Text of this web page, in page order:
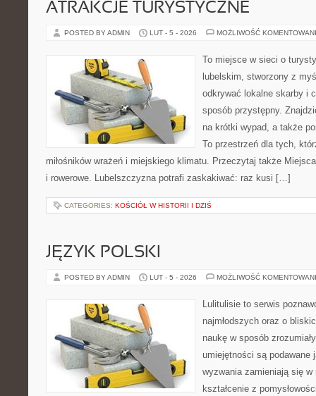
ATRAKCJE TURYSTYCZNE
POSTED BY ADMIN LUT - 5 - 2026 MOŻLIWOŚĆ
To miejsce w sieci o
lubelskim, stworzony z
odkrywać lokalne skarby i
sposób przystępny.
na krótki wypad, a także
To przestrzeń dla tych,
miłośników wrażeń i miejskiego klimatu. Przeczytaj także
i rowerowe. Lubelszczyzna potrafi zaskakiwać: raz kusi […]
CATEGORIES: KOŚCIÓŁ W HISTORII I DZIŚ
JĘZYK POLSKI
POSTED BY ADMIN LUT - 5 - 2026 MOŻLIWOŚĆ
Lulitulisie to serwis
najmłodszych oraz o
naukę w sposób
umiejętności są podawane
wyzwania zamieniają się w
kształcenie z